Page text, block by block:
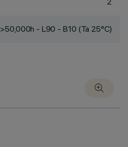
>50,000h - L90 - B10 (Ta 25°C)